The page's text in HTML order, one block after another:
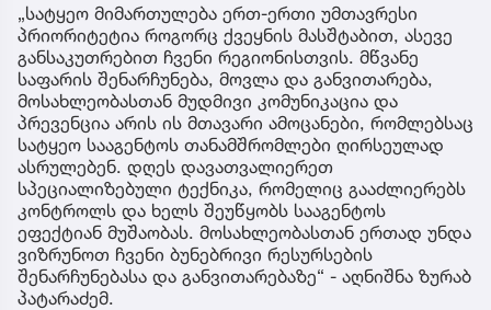
„სატყეო მიმართულება ერთ-ერთი უმთავრესი
პრიორიტეტია როგორც ქვეყნის მასშტაბით, ასევე
განსაკუთრებით ჩვენი რეგიონისთვის. მწვანე
საფარის შენარჩუნება, მოვლა და განვითარება,
მოსახლეობასთან მუდმივი კომუნიკაცია და
პრევენცია არის ის მთავარი ამოცანები, რომლებსაც
სატყეო სააგენტოს თანამშრომლები ღირსეულად
ასრულებენ. დღეს დავათვალიერეთ
სპეციალიზებული ტექნიკა, რომელიც გააძლიერებს
კონტროლს და ხელს შეუწყობს სააგენტოს
ეფექტიან მუშაობას. მოსახლეობასთან ერთად უნდა
ვიზრუნოთ ჩვენი ბუნებრივი რესურსების
შენარჩუნებასა და განვითარებაზე“ - აღნიშნა ზურაბ
პატარაძემ.